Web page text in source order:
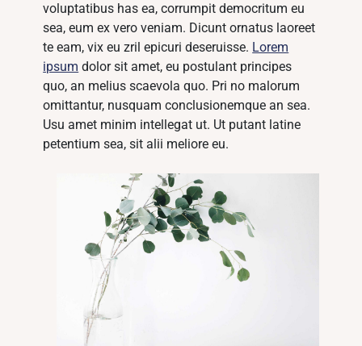
voluptatibus has ea, corrumpit democritum eu
sea, eum ex vero veniam. Dicunt ornatus laoreet
te eam, vix eu zril epicuri deseruisse. Lorem
ipsum dolor sit amet, eu postulant principes
quo, an melius scaevola quo. Pri no malorum
omittantur, nusquam conclusionemque an sea.
Usu amet minim intellegat ut. Ut putant latine
petentium sea, sit alii meliore eu.